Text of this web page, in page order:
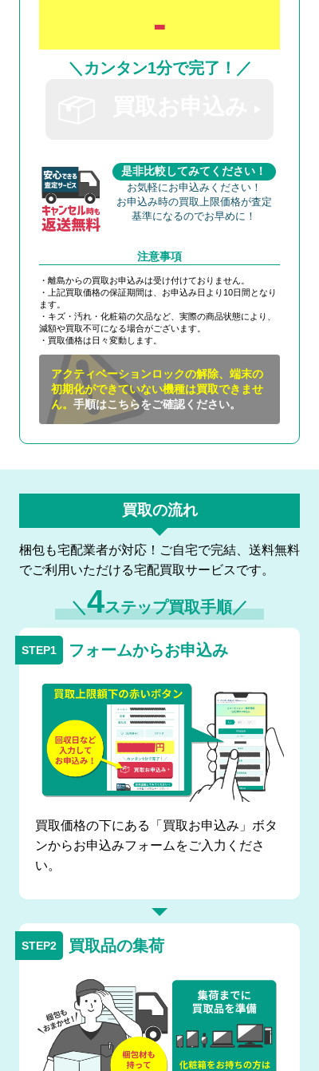
-
＼カンタン1分で完了！／
是非比較してみてください！
お気軽にお申込みください！
お申込み時の買取上限価格が査定
基準になるのでお早めに！
注意事項
・離島からの買取お申込みは受け付けておりません。
・上記買取価格の保証期間は、お申込み日より10日間となり
ます。
・キズ・汚れ・化粧箱の欠品など、実際の商品状態により、
減額や買取不可になる場合がございます。
・買取価格は日々変動します。
アクティベーションロックの解除、端末の
初期化ができていない機種は買取できませ
ん。手順はこちらをご確認ください。
買取の流れ
梱包も宅配業者が対応！ご自宅で完結、送料無料
でご利用いただける宅配買取サービスです。
＼4ステップ買取手順／
フォームからお申込み
買取価格の下にある「買取お申込み」ボタ
ンからお申込みフォームをご入力くださ
い。
買取品の集荷